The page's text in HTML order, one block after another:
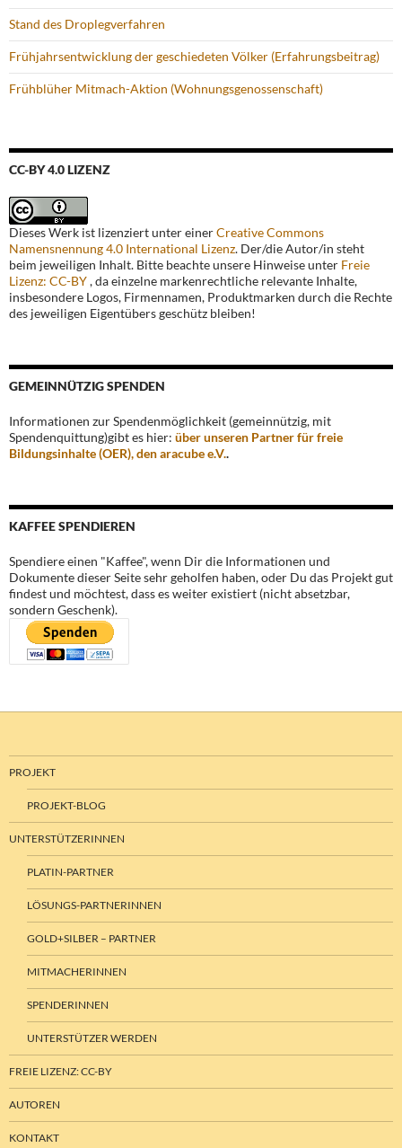
Stand des Droplegverfahren
Frühjahrsentwicklung der geschiedeten Völker (Erfahrungsbeitrag)
Frühblüher Mitmach-Aktion (Wohnungsgenossenschaft)
CC-BY 4.0 LIZENZ
Dieses Werk ist lizenziert unter einerCreative Commons
Namensnennung 4.0 International Lizenz. Der/die Autor/in steht
beim jeweiligen Inhalt. Bitte beachte unsere Hinweise unter Freie
Lizenz: CC-BY, da einzelne markenrechtliche relevante Inhalte,
insbesondere Logos, Firmennamen, Produktmarken durch die Rechte
des jeweiligen Eigentübers geschütz bleiben!
GEMEINNÜTZIG SPENDEN
Informationen zur Spendenmöglichkeit (gemeinnützig, mit
Spendenquittung)gibt es hier: über unseren Partner für freie
Bildungsinhalte (OER), den aracube e.V..
KAFFEE SPENDIEREN
Spendiere einen "Kaffee", wenn Dir die Informationen und
Dokumente dieser Seite sehr geholfen haben, oder Du das Projekt gut
findest und möchtest, dass es weiter existiert (nicht absetzbar,
sondern Geschenk).
PROJEKT
PROJEKT-BLOG
UNTERSTÜTZERINNEN
PLATIN-PARTNER
LÖSUNGS-PARTNERINNEN
GOLD+SILBER – PARTNER
MITMACHERINNEN
SPENDERINNEN
UNTERSTÜTZER WERDEN
FREIE LIZENZ: CC-BY
AUTOREN
KONTAKT